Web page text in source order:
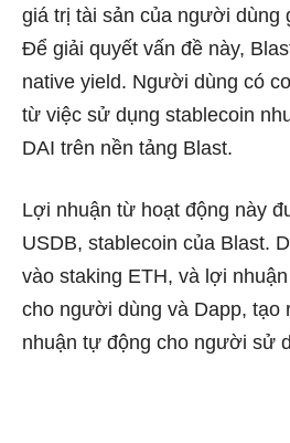
giá trị tài sản của người dùng
Để giải quyết vấn đề này,
native yield. Người dùng có
từ việc sử dụng stablecoin
DAI trên nền tảng Blast.
Lợi nhuận từ hoạt động này
USDB, stablecoin của Blast.
vào staking ETH, và lợi
cho người dùng và Dapp, tạo
nhuận tự động cho người sử